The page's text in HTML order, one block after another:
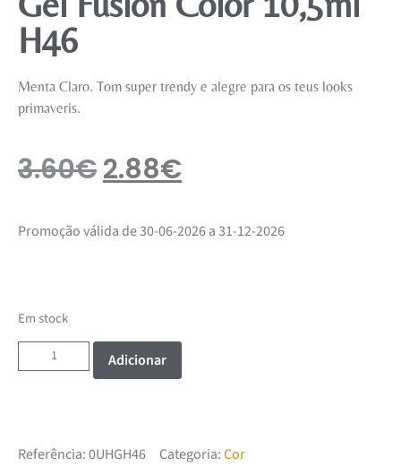
H46
Menta Claro. Tom super trendy e alegre para os teus looks
primaveris.
3.60€2.88€
Promoção válida de 30-06-2026 a 31-12-2026
Em stock
Adicionar
Referência:0UHGH46 Categoria:Cor